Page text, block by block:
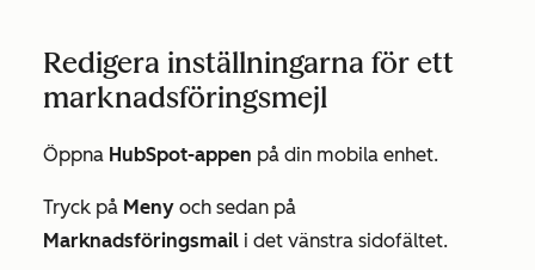
Redigera inställningarna för ett
marknadsföringsmejl
Öppna HubSpot-appen på din mobila enhet.
Tryck på Meny och sedan på
Marknadsföringsmail i det vänstra sidofältet.